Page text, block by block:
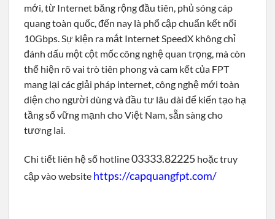
mới, từ Internet băng rộng đầu tiên, phủ sóng cáp
quang toàn quốc, đến nay là phổ cập chuẩn kết nối
10Gbps. Sự kiện ra mắt Internet SpeedX không chỉ
đánh dấu một cột mốc công nghệ quan trọng, mà còn
thể hiện rõ vai trò tiên phong và cam kết của FPT
mang lại các giải pháp internet, công nghệ mới toàn
diện cho người dùng và đầu tư lâu dài để kiến tạo hạ
tầng số vững mạnh cho Việt Nam, sẵn sàng cho
tương lai.
Chi tiết liên hệ số hotline03333.82225 hoặc truy
cập vào website https://capquangfpt.com/